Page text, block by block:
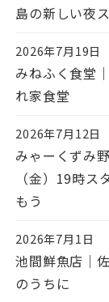
島の新しい夜
投稿日
2026年7月19日
みねふく食堂
れ家食堂
投稿日
2026年7月12日
みゃーくずみ
（金）19時
もう
投稿日
2026年7月1日
池間鮮魚店｜
のうちに